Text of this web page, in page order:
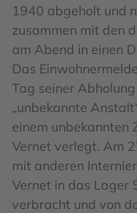
1940 abgeholt und
zusammen mit den
am Abend in einen
Das
Tag seiner
„unbekannte
einem unbekannten
Vernet verlegt. Am
mit anderen
Vernet in das Lager
verbracht und von